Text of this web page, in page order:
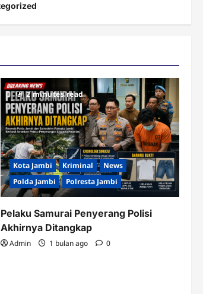
2 minutes read
Kota Jambi Kriminal
News
Polda Jambi
Polresta Jambi
Pelaku Samurai Penyerang Polisi
Akhirnya Ditangkap
Admin 1 bulan ago 0